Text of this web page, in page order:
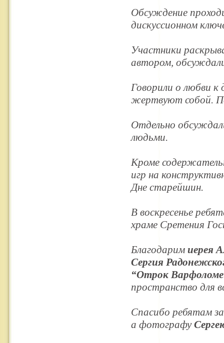
Обсуждение
дискуссионном
Участники
автором,
Говорили о любви
жертвуют собой.
Отдельно
людьми.
Кроме
игр на
Дне старейшин.
В воскресенье
храме Сретения
Благодарим иерея
Сергия
“Отрок
пространство для
Спасибо ребятам
а фотографу